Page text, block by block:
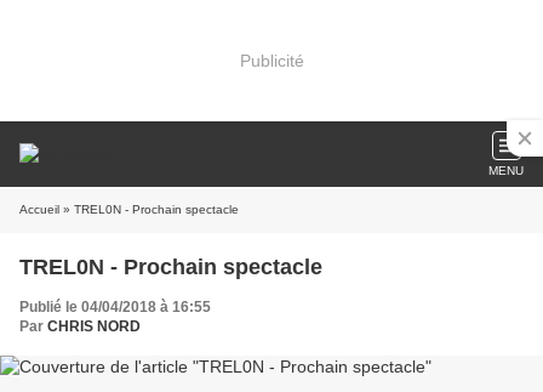
Publicité
MENU
Accueil » TREL0N - Prochain spectacle
TREL0N - Prochain spectacle
Publié le 04/04/2018 à 16:55
Par CHRIS NORD